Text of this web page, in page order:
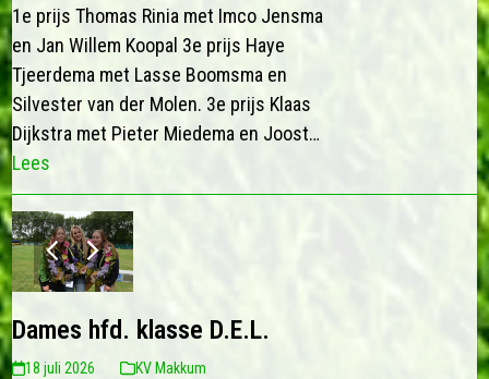
1e prijs Thomas Rinia met Imco Jensma
en Jan Willem Koopal 3e prijs Haye
Tjeerdema met Lasse Boomsma en
Silvester van der Molen. 3e prijs Klaas
Dijkstra met Pieter Miedema en Joost…
Lees
previous
slide
next
slide
Dames hfd. klasse D.E.L.
18 juli 2026 KV Makkum